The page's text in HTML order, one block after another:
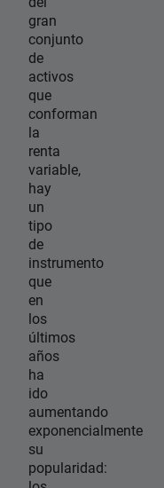
gran
conjunto
de
activos
que
conforman
la
renta
variable,
hay
un
tipo
de
instrumento
que
en
los
últimos
años
ha
ido
aumentando
exponencialmente
su
popularidad: